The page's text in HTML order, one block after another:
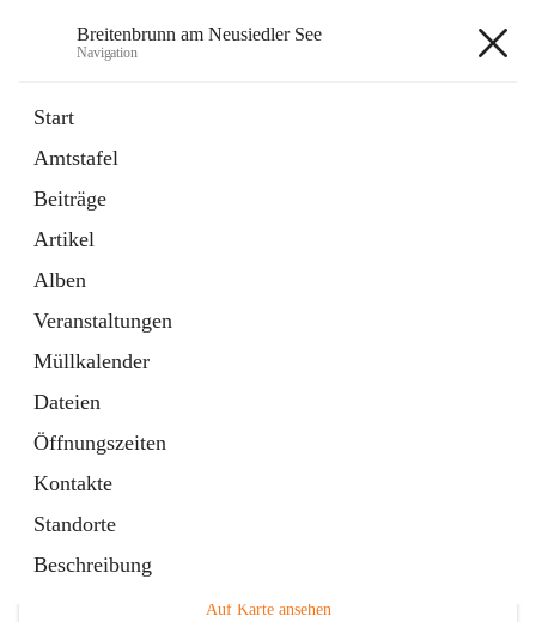
Breitenbrunn am Neusiedler See
Navigation
Start
Amtstafel
Beiträge
Artikel
Alben
Veranstaltungen
Müllkalender
Dateien
Öffnungszeiten
Kontakte
Standorte
Beschreibung
18 Schnellzugriffe
Gemeindeservice
Auf Karte ansehen